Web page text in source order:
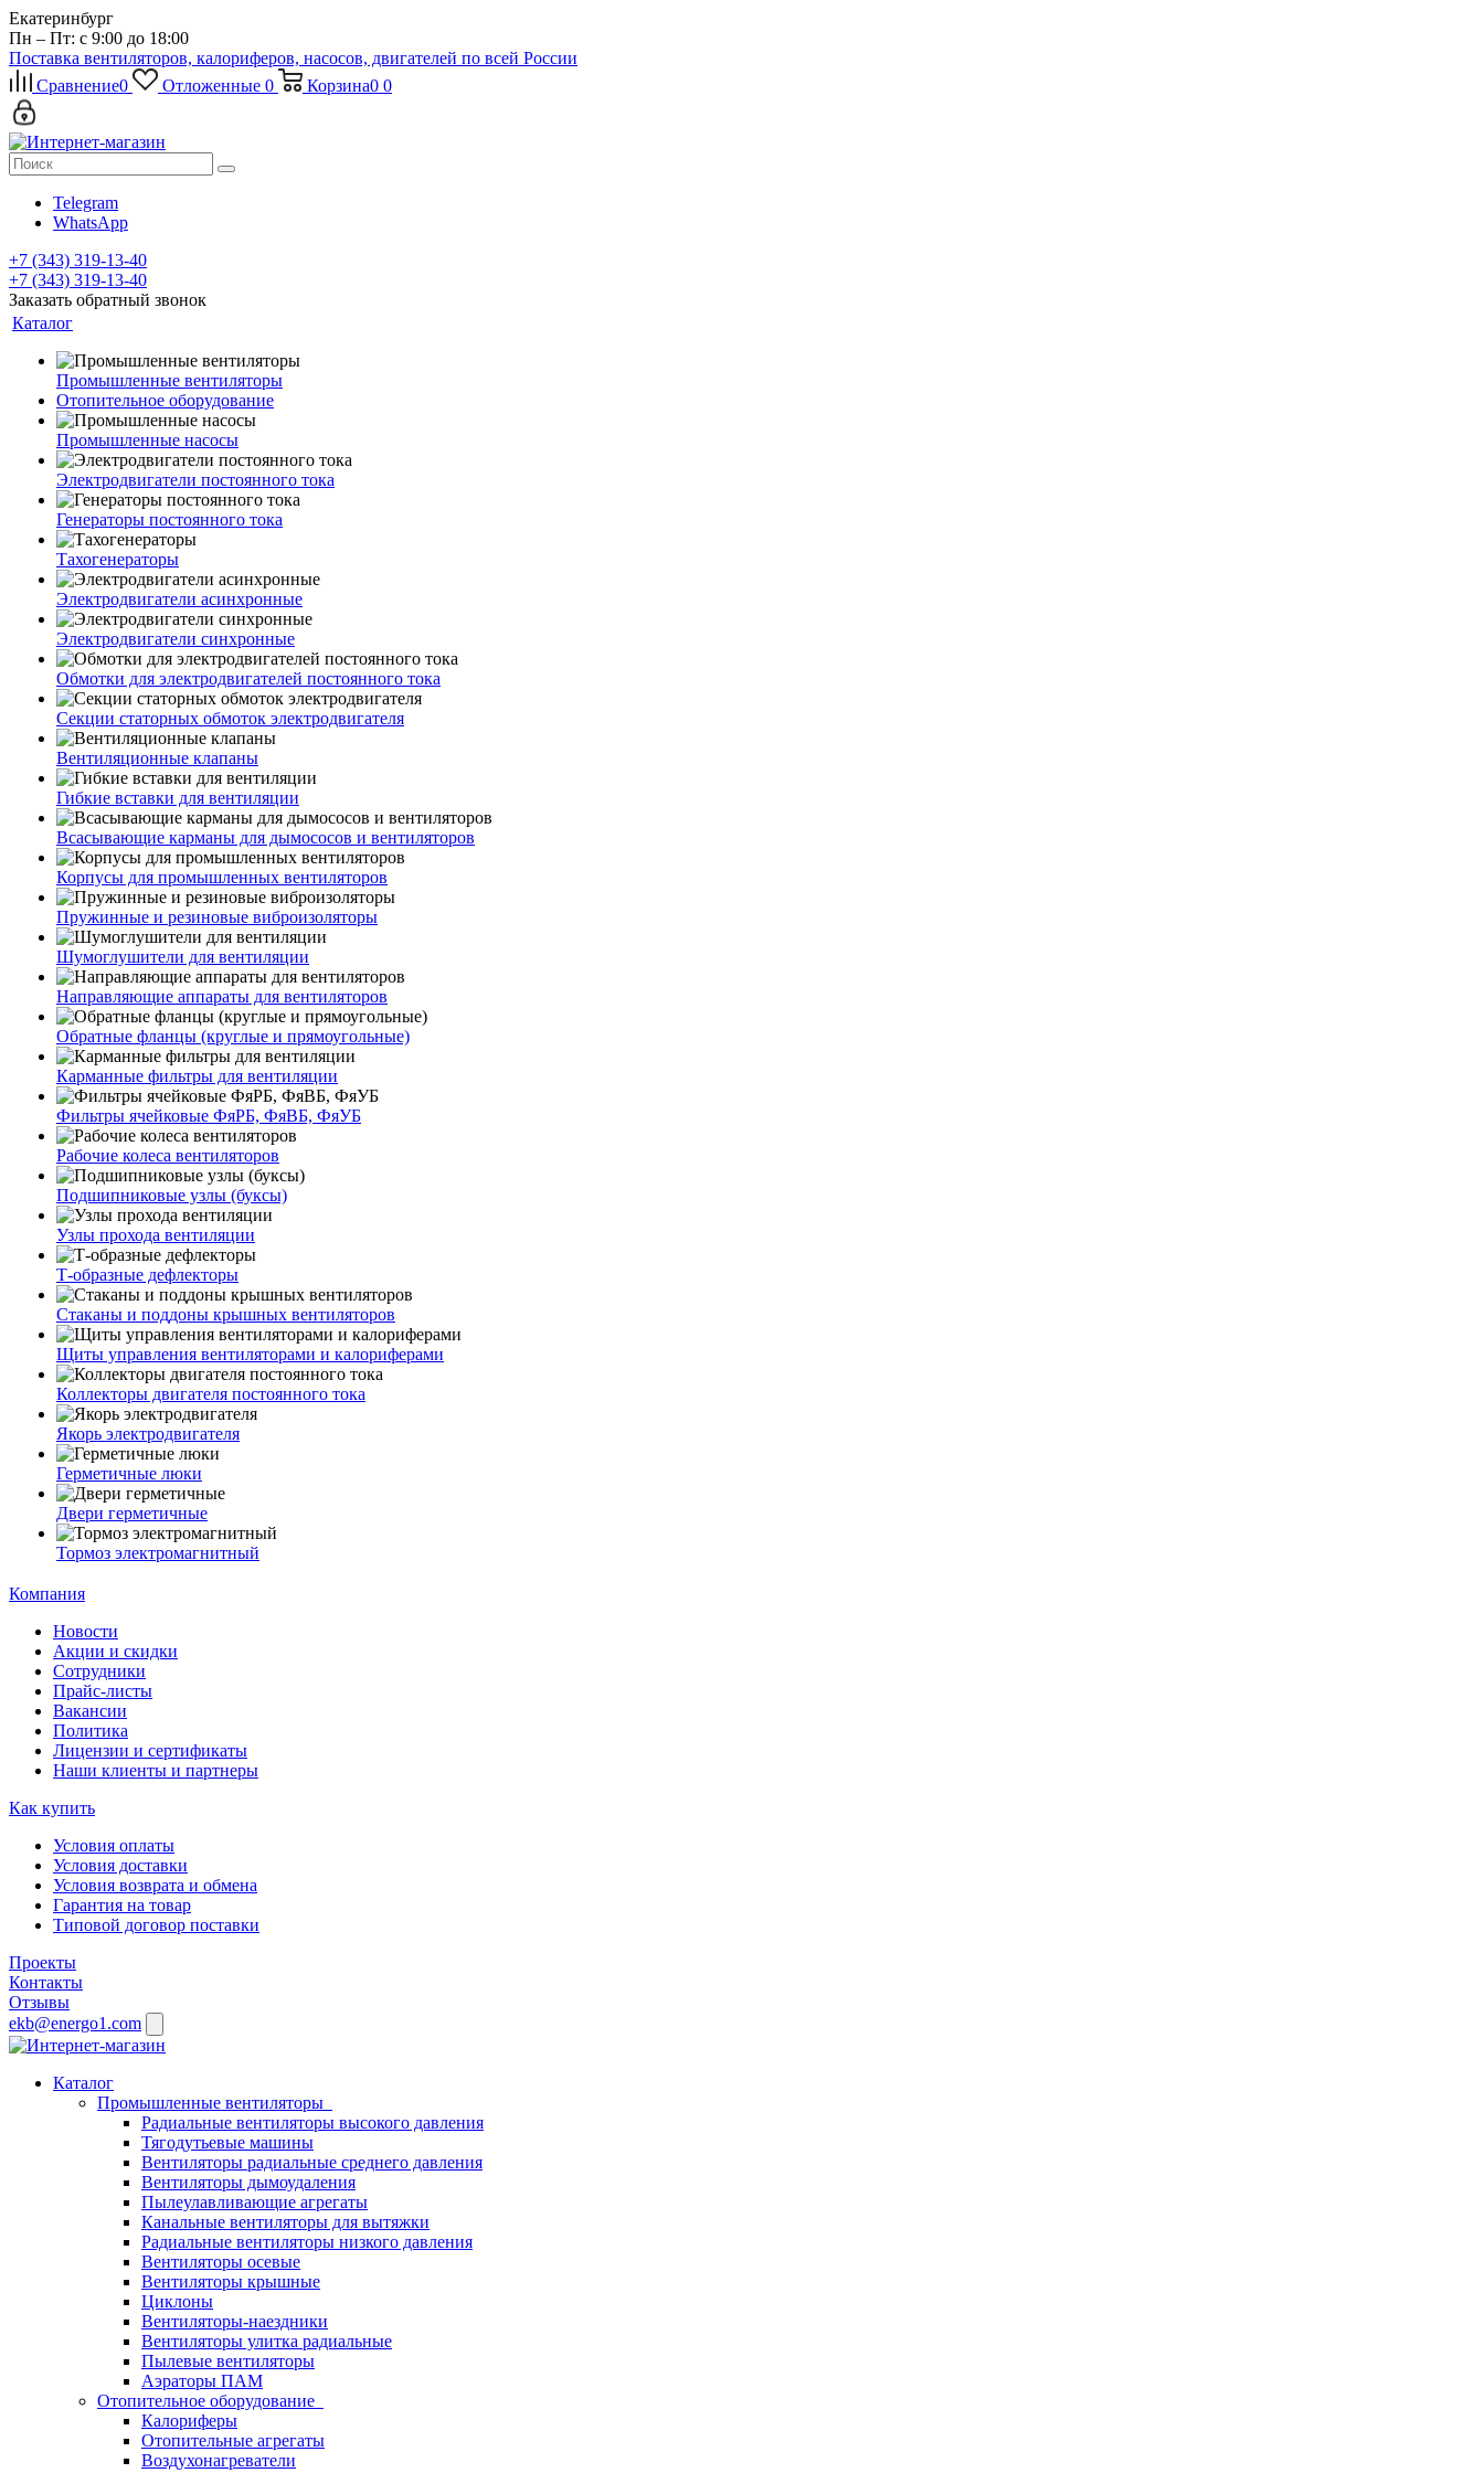
Екатеринбург
Пн – Пт: с 9:00 до 18:00
Поставка вентиляторов, калориферов, насосов, двигателей по всей России
Сравнение0 Отложенные 0 Корзина0 0
Telegram
WhatsApp
+7 (343) 319-13-40
+7 (343) 319-13-40
Заказать обратный звонок
Каталог
Промышленные вентиляторы
Отопительное оборудование
Промышленные насосы
Электродвигатели постоянного тока
Генераторы постоянного тока
Тахогенераторы
Электродвигатели асинхронные
Электродвигатели синхронные
Обмотки для электродвигателей постоянного тока
Секции статорных обмоток электродвигателя
Вентиляционные клапаны
Гибкие вставки для вентиляции
Всасывающие карманы для дымососов и вентиляторов
Корпусы для промышленных вентиляторов
Пружинные и резиновые виброизоляторы
Шумоглушители для вентиляции
Направляющие аппараты для вентиляторов
Обратные фланцы (круглые и прямоугольные)
Карманные фильтры для вентиляции
Фильтры ячейковые ФяРБ, ФяВБ, ФяУБ
Рабочие колеса вентиляторов
Подшипниковые узлы (буксы)
Узлы прохода вентиляции
Т-образные дефлекторы
Стаканы и поддоны крышных вентиляторов
Щиты управления вентиляторами и калориферами
Коллекторы двигателя постоянного тока
Якорь электродвигателя
Герметичные люки
Двери герметичные
Тормоз электромагнитный
Компания
Новости
Акции и скидки
Сотрудники
Прайс-листы
Вакансии
Политика
Лицензии и сертификаты
Наши клиенты и партнеры
Как купить
Условия оплаты
Условия доставки
Условия возврата и обмена
Гарантия на товар
Типовой договор поставки
Проекты
Контакты
Отзывы
ekb@energo1.com
Каталог
Промышленные вентиляторы
Радиальные вентиляторы высокого давления
Тягодутьевые машины
Вентиляторы радиальные среднего давления
Вентиляторы дымоудаления
Пылеулавливающие агрегаты
Канальные вентиляторы для вытяжки
Радиальные вентиляторы низкого давления
Вентиляторы осевые
Вентиляторы крышные
Циклоны
Вентиляторы-наездники
Вентиляторы улитка радиальные
Пылевые вентиляторы
Аэраторы ПАМ
Отопительное оборудование
Калориферы
Отопительные агрегаты
Воздухонагреватели